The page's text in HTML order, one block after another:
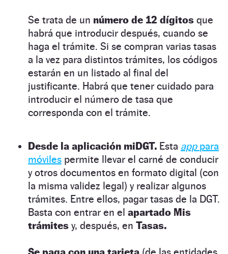
Se trata de un número de 12 dígitos que
habrá que introducir después, cuando se
haga el trámite. Si se compran varias tasas
a la vez para distintos trámites, los códigos
estarán en un listado al final del
justificante. Habrá que tener cuidado para
introducir el número de tasa que
corresponda con el trámite.
Desde la aplicación miDGT. Esta apppara
móviles permite llevar el carné de conducir
y otros documentos en formato digital (con
la misma validez legal) y realizar algunos
trámites. Entre ellos, pagar tasas de la DGT.
Basta con entrar en el apartado Mis
trámites y, después, en Tasas.